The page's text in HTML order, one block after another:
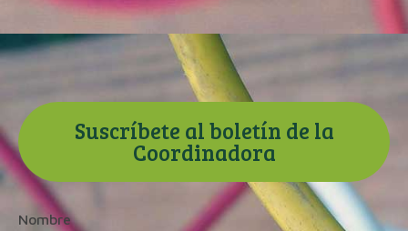
Suscríbete al boletín de la
Coordinadora
Nombre